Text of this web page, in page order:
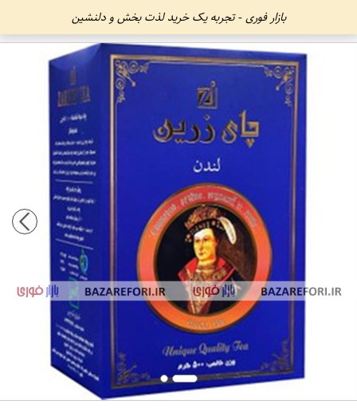
بازار فوری - تجربه یک خرید لذت بخش و دلنشین